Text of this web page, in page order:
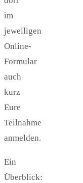
im
jeweiligen
Online-
Formular
auch
kurz
Eure
Teilnahme
anmelden.
Ein
Überblick: